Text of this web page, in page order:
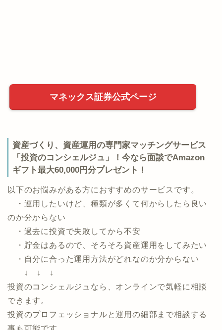
マネックス証券公式ページ
資産づくり、資産運用の専門家マッチングサービス
「投資のコンシェルジュ」！今なら面談でAmazon
ギフト最大60,000円分プレゼント！
以下のお悩みがある方におすすめのサービスです。
・運用したいけど、種類が多くて何からしたら良い
・過去に投資で失敗してから不安
・自分に合った運用方法がどれなのか分からない
↓ ↓ ↓